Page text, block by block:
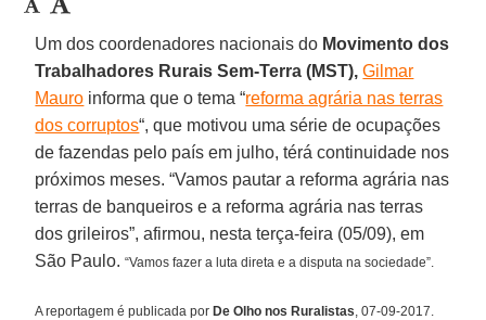
Um dos coordenadores nacionais do Movimento dos
Trabalhadores Rurais Sem-Terra (MST),Gilmar
Mauro informa que o tema “reforma agrária nas terras
dos corruptos“, que motivou uma série de ocupações
de fazendas pelo país em julho, térá continuidade nos
próximos meses. “Vamos pautar a reforma agrária nas
terras de banqueiros e a reforma agrária nas terras
dos grileiros”, afirmou, nesta terça-feira (05/09), em
São Paulo.“Vamos fazer a luta direta e a disputa na sociedade”.
A reportagem é publicada porDe Olho nos Ruralistas , 07-09-2017.